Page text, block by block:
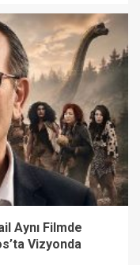
Aynı Filmde
Vizyonda